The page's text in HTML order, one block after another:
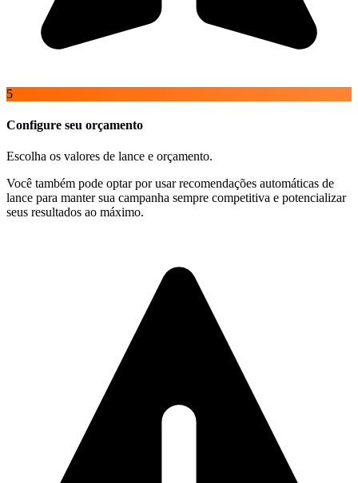
5
Configure seu orçamento
Escolha os valores de lance e orçamento.
Você também pode optar por usar recomendações automáticas de
lance para manter sua campanha sempre competitiva e potencializar
seus resultados ao máximo.